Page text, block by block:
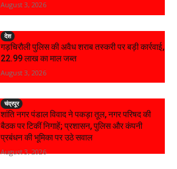
August 3, 2026
देश
गड़चिरौली पुलिस की अवैध शराब तस्करी पर बड़ी कार्रवाई,
₹22.99 लाख का माल जब्त
August 3, 2026
चंद्रपूर
शांति नगर पंडाल विवाद ने पकड़ा तूल, नगर परिषद की
बैठक पर टिकीं निगाहें; प्रशासन, पुलिस और कंपनी
प्रबंधन की भूमिका पर उठे सवाल
August 3, 2026